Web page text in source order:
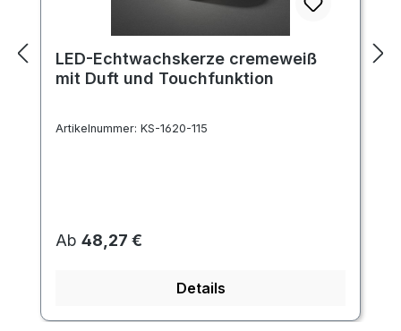
LED-Echtwachskerze cremeweiß
mit Duft und Touchfunktion
Artikelnummer: KS-1620-115
Regulärer Preis:
Ab 48,27 €
Details